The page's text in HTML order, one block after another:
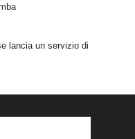
lancia un servizio di